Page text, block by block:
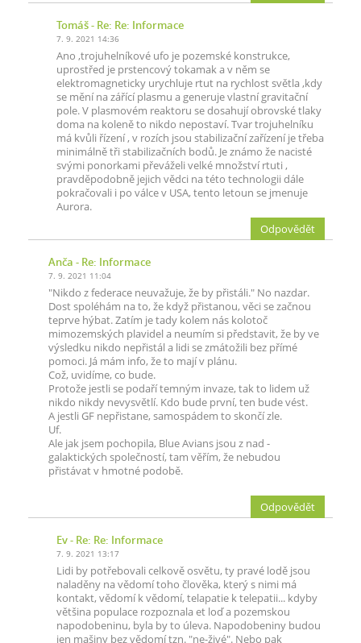
Tomáš- Re: Re: Informace
7. 9. 2021 14:36
Ano ,trojuhelníkové ufo je pozemské konstrukce,
uprostřed je prstencový tokamak a v něm se
elektromagneticky urychluje rtut na rychlost světla ,kdy
se mění na zářící plasmu a generuje vlastní gravitační
pole. V plasmovém reaktoru se dosahují obrovské tlaky
doma na koleně to nikdo nepostaví. Tvar trojuhelníku
má kvůli řízení , v rozích jsou stabilizační zařízení je třeba
minimálně tři stabilizačních bodů. Je známo že nacisté
svými ponorkami převáželi velké množství rtuti ,
pravděpodobně jejich vědci na této technologii dále
pokračovali i po válce v USA, tento letoun se jmenuje
Aurora.
Odpovědět
Anča - Re: Informace
7. 9. 2021 11:04
"Nikdo z federace neuvažuje, že by přistáli." No nazdar.
Dost spoléhám na to, že když přistanou, věci se začnou
teprve hýbat. Zatím je tady kolem nás kolotoč
mimozemských plavidel a neumím si představit, že by ve
výsledku nikdo nepřistál a lidi se zmátožili bez přímé
pomoci. Já mám info, že to mají v plánu.
Což, uvidíme, co bude.
Protože jestli se podaří temným invaze, tak to lidem už
nikdo nikdy nevysvětlí. Kdo bude první, ten bude vést.
A jestli GF nepřistane, samospádem to skončí zle.
Uf.
Ale jak jsem pochopila, Blue Avians jsou z nad -
galaktických společností, tam věřím, že nebudou
přistávat v hmotné podobě.
Odpovědět
Ev- Re: Re: Informace
7. 9. 2021 13:17
Lidi by potřebovali celkově osvětu, ty pravé lodě jsou
naladěny na vědomí toho člověka, který s nimi má
kontakt, vědomí k vědomí, telapatie k telepatii... kdyby
většina populace rozpoznala et loď a pozemskou
napodobeninu, byla by to úleva. Napodobeniny budou
jen mašiny bez vědomí tzn. "ne-živé". Nebo pak